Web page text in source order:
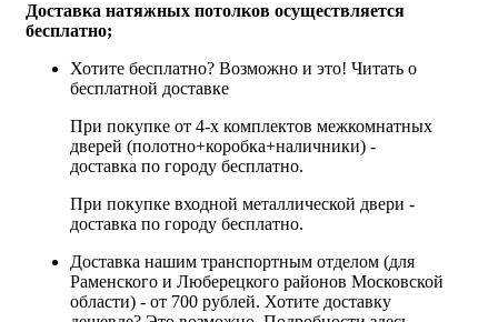
Доставка натяжных потолков осуществляется
бесплатно;
Хотите бесплатно? Возможно и это! Читать о
бесплатной доставке
При покупке от 4-х комплектов межкомнатных
дверей (полотно+коробка+наличники) -
доставка по городу бесплатно.
При покупке входной металлической двери -
доставка по городу бесплатно.
Доставка нашим транспортным отделом (для
Раменского и Люберецкого районов Московской
области) - от 700 рублей. Хотите доставку